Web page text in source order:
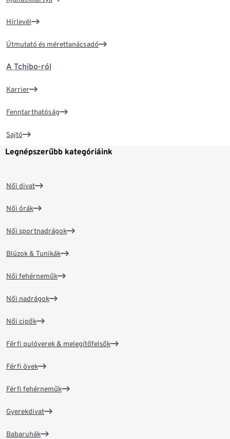
Hírlevél
Útmutató és mérettanácsadó
A Tchibo-ról
Karrier
Fenntarthatóság
Sajtó
Legnépszerűbb kategóriáink
Női divat
Női órák
Női sportnadrágok
Blúzok & Tunikák
Női fehérneműk
Női nadrágok
Női cipők
Férfi pulóverek & melegítőfelsők
Férfi övek
Férfi fehérneműk
Gyerekdivat
Babaruhák